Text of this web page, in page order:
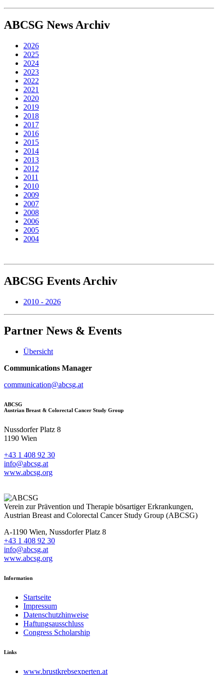
ABCSG News Archiv
2026
2025
2024
2023
2022
2021
2020
2019
2018
2017
2016
2015
2014
2013
2012
2011
2010
2009
2007
2008
2006
2005
2004
ABCSG Events Archiv
2010 - 2026
Partner News & Events
Übersicht
Communications Manager
communication@abcsg.at
ABCSG
Austrian Breast & Colorectal Cancer Study Group
Nussdorfer Platz 8
1190 Wien
+43 1 408 92 30
info@abcsg.at
www.abcsg.org
Verein zur Prävention und Therapie bösartiger Erkrankungen,
Austrian Breast and Colorectal Cancer Study Group (ABCSG)
A-1190 Wien, Nussdorfer Platz 8
+43 1 408 92 30
info@abcsg.at
www.abcsg.org
Information
Startseite
Impressum
Datenschutzhinweise
Haftungsausschluss
Congress Scholarship
Links
www.brustkrebsexperten.at